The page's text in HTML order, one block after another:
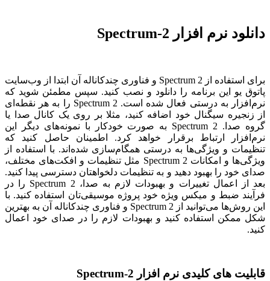
دانلود نرم افزار Spectrum-2
برای استفاده از Spectrum 2 و فناوری چندکاناله آن ابتدا از وب‌سایت
پاتوق یو این برنامه را دانلود و نصب کنید. سپس مطمئن شوید که
نرم‌افزار به درستی فعال شده است. Spectrum 2 را به هر نقطه‌ای
از زنجیره سیگنال خود اضافه کنید، مثلا بر روی یک کانال صدا یا
گروه صدا. Spectrum 2 به صورت خودکار با نمونه‌های دیگر این
نرم‌افزار ارتباط برقرار خواهد کرد. اطمینان حاصل کنید که
تنظیمات و ویژگی‌ها به درستی همگام‌سازی شده‌اند. با استفاده از
ویژگی‌ها و امکانات Spectrum 2 مثل تنظیمات و افکت‌های مختلف،
صدای خود را بهبود دهید و به تنظیمات دلخواهتان دسترسی پیدا کنید.
بعد از اعمال تغییرات و بهبودات لازم به صدا، Spectrum 2 را در
فرآیند ضبط و میکس ویژه خود پروژه موسیقی‌تان استفاده کنید. با
این روش‌ها می‌توانید از Spectrum 2 و فناوری چندکاناله آن به بهترین
شکل ممکن استفاده کنید و بهبودات لازم را در صدای خود اعمال
کنید.
قابلیت های کلیدی نرم افزار Spectrum-2